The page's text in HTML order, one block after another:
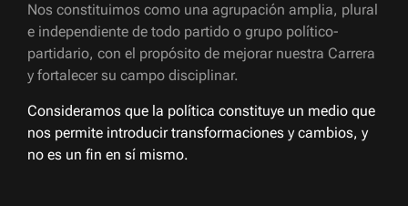
Nos constituimos como una agrupación amplia, plural
e independiente de todo partido o grupo político-
partidario, con el propósito de mejorar nuestra Carrera
y fortalecer su campo disciplinar.
Consideramos que la política constituye un medio que
nos permite introducir transformaciones y cambios, y
no es un fin en sí mismo.